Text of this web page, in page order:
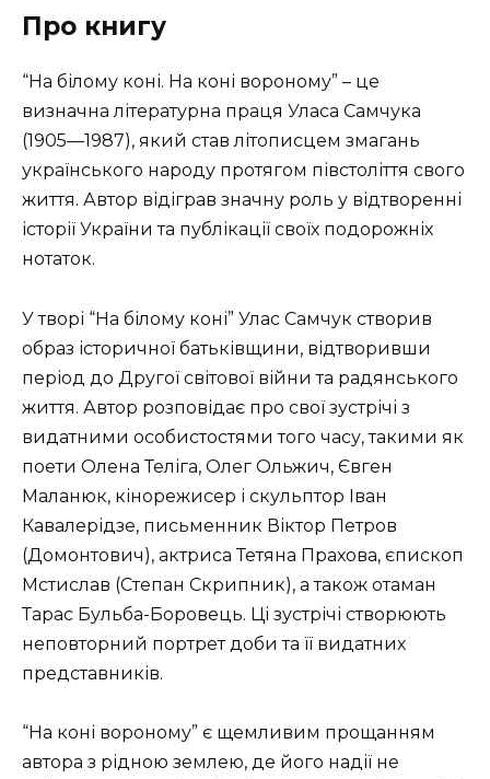
Про книгу
“На білому коні. На коні вороному” – це
визначна літературна праця Уласа Самчука
(1905—1987), який став літописцем змагань
українського народу протягом півстоліття свого
життя. Автор відіграв значну роль у відтворенні
історії України та публікації своїх подорожніх
нотаток.
У творі “На білому коні” Улас Самчук створив
образ історичної батьківщини, відтворивши
період до Другої світової війни та радянського
життя. Автор розповідає про свої зустрічі з
видатними особистостями того часу, такими як
поети Олена Теліга, Олег Ольжич, Євген
Маланюк, кінорежисер і скульптор Іван
Кавалерідзе, письменник Віктор Петров
(Домонтович), актриса Тетяна Прахова, єпископ
Мстислав (Степан Скрипник), а також отаман
Тарас Бульба-Боровець. Ці зустрічі створюють
неповторний портрет доби та її видатних
представників.
“На коні вороному” є щемливим прощанням
автора з рідною землею, де його надії не